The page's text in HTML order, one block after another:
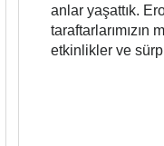
anlar yaşattık.
taraftarlarımızın
etkinlikler ve